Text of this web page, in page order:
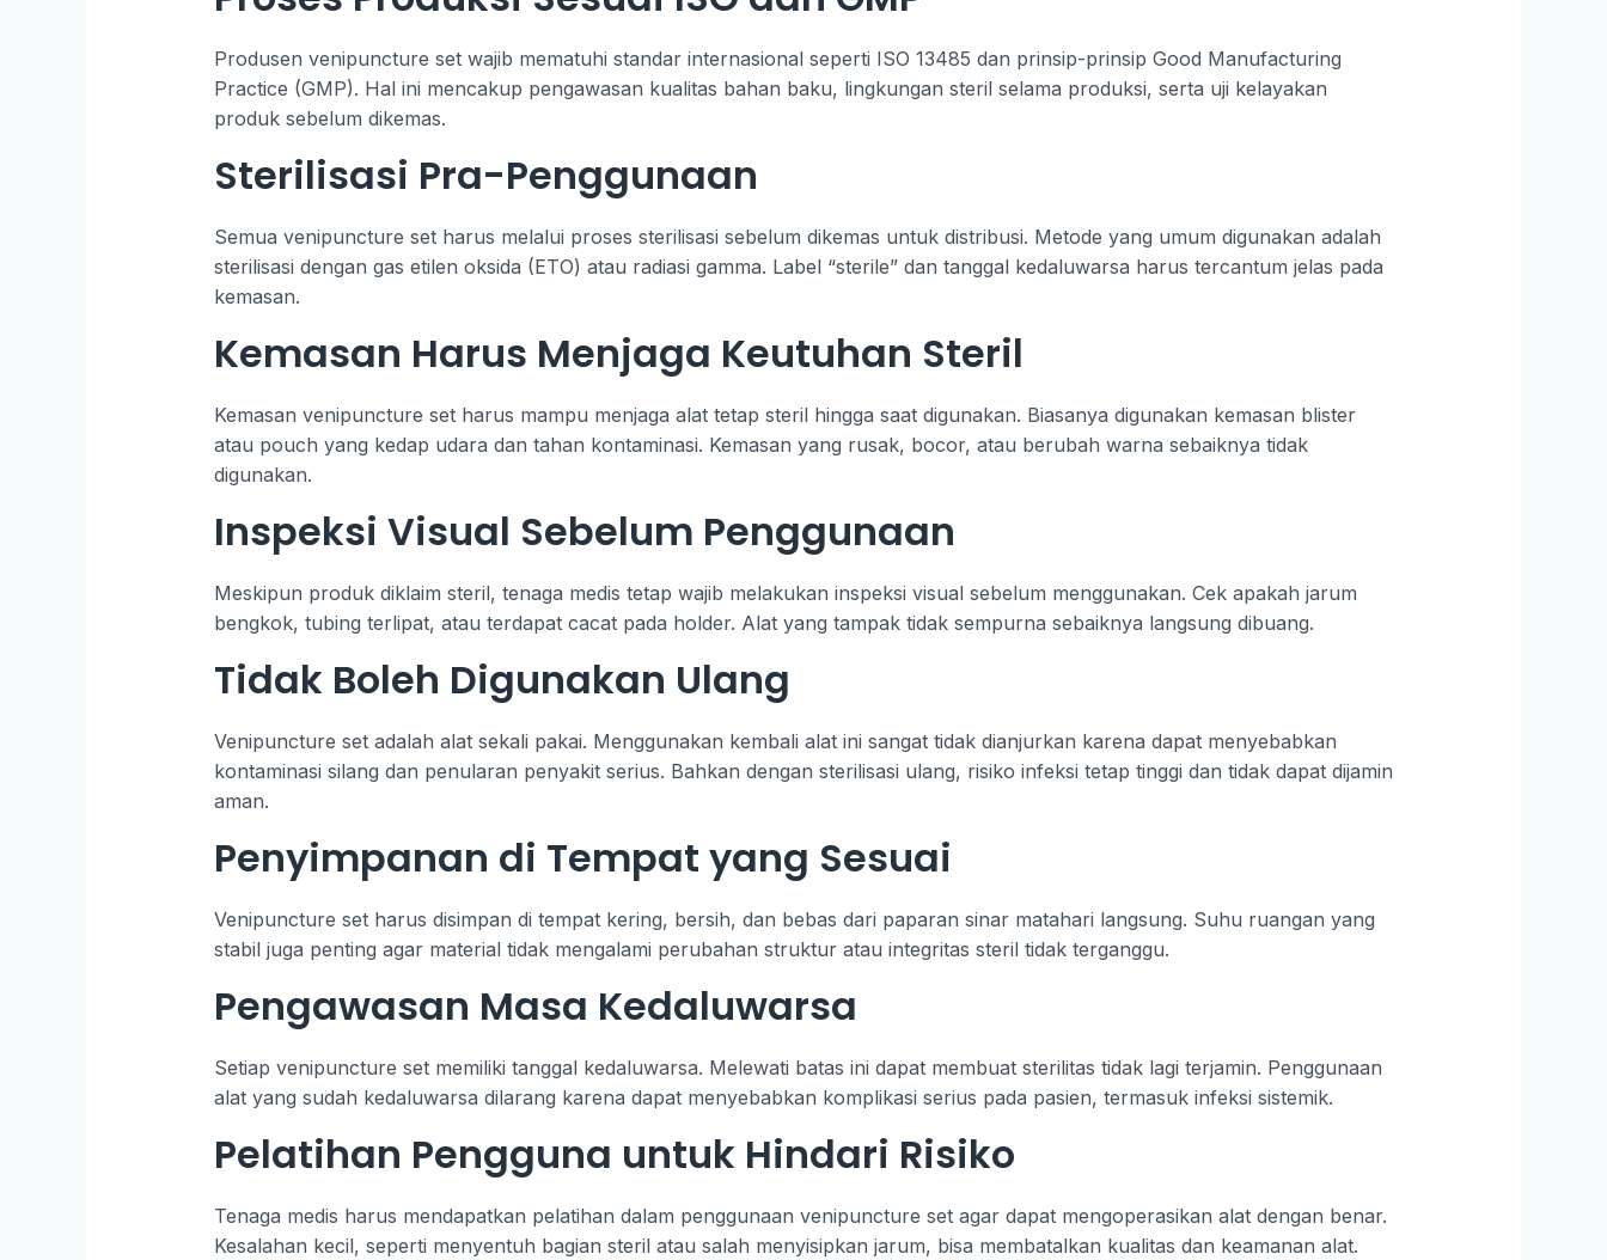
Produsen venipuncture set wajib mematuhi standar internasional seperti ISO 13485 dan prinsip-prinsip Good Manufacturing
Practice (GMP). Hal ini mencakup pengawasan kualitas bahan baku, lingkungan steril selama produksi, serta uji kelayakan
produk sebelum dikemas.
Sterilisasi Pra-Penggunaan
Semua venipuncture set harus melalui proses sterilisasi sebelum dikemas untuk distribusi. Metode yang umum digunakan adalah
sterilisasi dengan gas etilen oksida (ETO) atau radiasi gamma. Label “sterile” dan tanggal kedaluwarsa harus tercantum jelas pada
kemasan.
Kemasan Harus Menjaga Keutuhan Steril
Kemasan venipuncture set harus mampu menjaga alat tetap steril hingga saat digunakan. Biasanya digunakan kemasan blister
atau pouch yang kedap udara dan tahan kontaminasi. Kemasan yang rusak, bocor, atau berubah warna sebaiknya tidak
digunakan.
Inspeksi Visual Sebelum Penggunaan
Meskipun produk diklaim steril, tenaga medis tetap wajib melakukan inspeksi visual sebelum menggunakan. Cek apakah jarum
bengkok, tubing terlipat, atau terdapat cacat pada holder. Alat yang tampak tidak sempurna sebaiknya langsung dibuang.
Tidak Boleh Digunakan Ulang
Venipuncture set adalah alat sekali pakai. Menggunakan kembali alat ini sangat tidak dianjurkan karena dapat menyebabkan
kontaminasi silang dan penularan penyakit serius. Bahkan dengan sterilisasi ulang, risiko infeksi tetap tinggi dan tidak dapat dijamin
aman.
Penyimpanan di Tempat yang Sesuai
Venipuncture set harus disimpan di tempat kering, bersih, dan bebas dari paparan sinar matahari langsung. Suhu ruangan yang
stabil juga penting agar material tidak mengalami perubahan struktur atau integritas steril tidak terganggu.
Pengawasan Masa Kedaluwarsa
Setiap venipuncture set memiliki tanggal kedaluwarsa. Melewati batas ini dapat membuat sterilitas tidak lagi terjamin. Penggunaan
alat yang sudah kedaluwarsa dilarang karena dapat menyebabkan komplikasi serius pada pasien, termasuk infeksi sistemik.
Pelatihan Pengguna untuk Hindari Risiko
Tenaga medis harus mendapatkan pelatihan dalam penggunaan venipuncture set agar dapat mengoperasikan alat dengan benar.
Kesalahan kecil, seperti menyentuh bagian steril atau salah menyisipkan jarum, bisa membatalkan kualitas dan keamanan alat.